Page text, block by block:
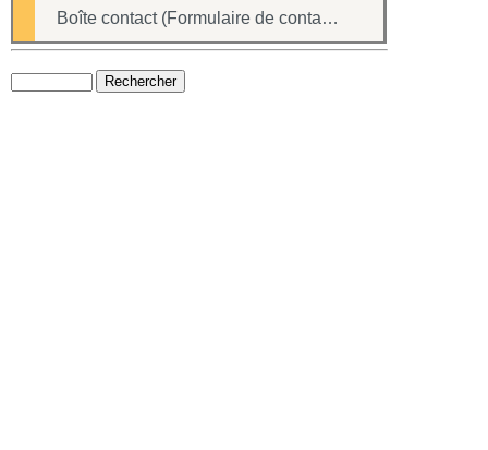
Boîte contact (Formulaire de contact du site internet)